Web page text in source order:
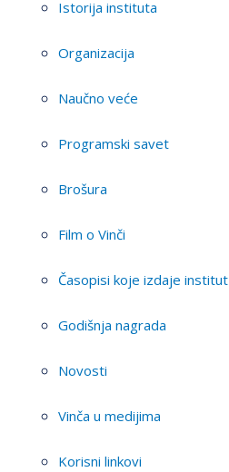
Istorija instituta
Organizacija
Naučno veće
Programski savet
Brošura
Film o Vinči
Časopisi koje izdaje institut
Godišnja nagrada
Novosti
Vinča u medijima
Korisni linkovi